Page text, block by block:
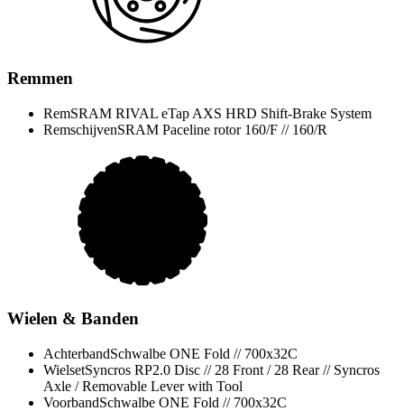
Remmen
RemSRAM RIVAL eTap AXS HRD Shift-Brake System
RemschijvenSRAM Paceline rotor 160/F // 160/R
Wielen & Banden
AchterbandSchwalbe ONE Fold // 700x32C
WielsetSyncros RP2.0 Disc // 28 Front / 28 Rear // Syncros
Axle / Removable Lever with Tool
VoorbandSchwalbe ONE Fold // 700x32C